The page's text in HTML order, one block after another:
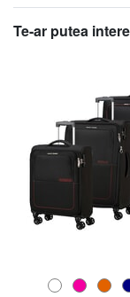
Te-ar putea